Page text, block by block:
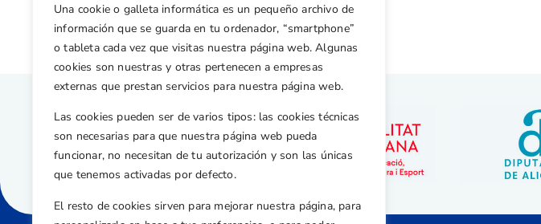
Una cookie o galleta informática es un pequeño archivo de
información que se guarda en tu ordenador, “smartphone”
o tableta cada vez que visitas nuestra página web. Algunas
cookies son nuestras y otras pertenecen a empresas
externas que prestan servicios para nuestra página web.
Las cookies pueden ser de varios tipos: las cookies técnicas
son necesarias para que nuestra página web pueda
funcionar, no necesitan de tu autorización y son las únicas
que tenemos activadas por defecto.
El resto de cookies sirven para mejorar nuestra página, para